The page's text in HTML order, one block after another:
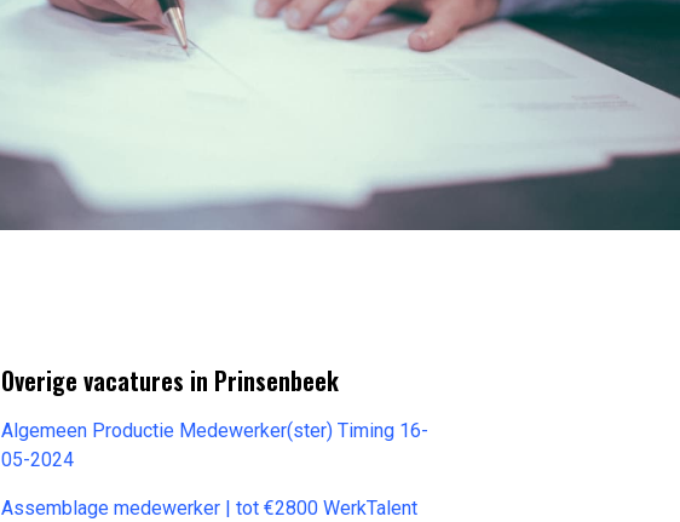
Overige vacatures in Prinsenbeek
Algemeen Productie Medewerker(ster) Timing 16-
05-2024
Assemblage medewerker | tot €2800 WerkTalent